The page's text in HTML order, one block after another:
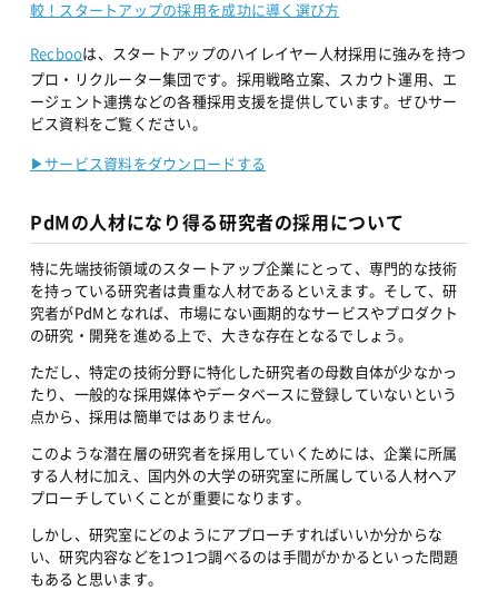
較！スタートアップの採用を成功に導く選び方
Recbooは、スタートアップのハイレイヤー人材採用に強みを持つ
プロ・リクルーター集団です。採用戦略立案、スカウト運用、エ
ージェント連携などの各種採用支援を提供しています。ぜひサー
ビス資料をご覧ください。
▶︎サービス資料をダウンロードする
PdMの人材になり得る研究者の採用について
特に先端技術領域のスタートアップ企業にとって、専門的な技術
を持っている研究者は貴重な人材であるといえます。そして、研
究者がPdMとなれば、市場にない画期的なサービスやプロダクト
の研究・開発を進める上で、大きな存在となるでしょう。
ただし、特定の技術分野に特化した研究者の母数自体が少なかっ
たり、一般的な採用媒体やデータベースに登録していないという
点から、採用は簡単ではありません。
このような潜在層の研究者を採用していくためには、企業に所属
する人材に加え、国内外の大学の研究室に所属している人材へア
プローチしていくことが重要になります。
しかし、研究室にどのようにアプローチすればいいか分からな
い、研究内容などを1つ1つ調べるのは手間がかかるといった問題
もあると思います。